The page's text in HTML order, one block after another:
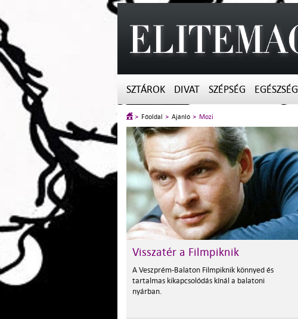
SZTÁROK DIVAT SZÉPSÉG EGÉSZSÉG
Főoldal Ajánló Mozi
Visszatér a Filmpiknik
A Veszprém-Balaton Filmpiknik könnyed és
tartalmas kikapcsolódás kínál a balatoni
nyárban.